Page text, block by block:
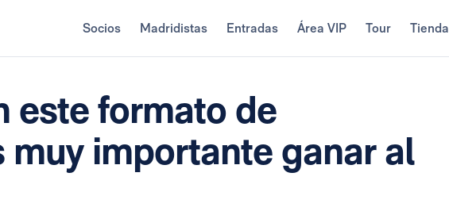
Socios Madridistas Entradas Área VIP Tour Tienda
este formato de
muy importante ganar al